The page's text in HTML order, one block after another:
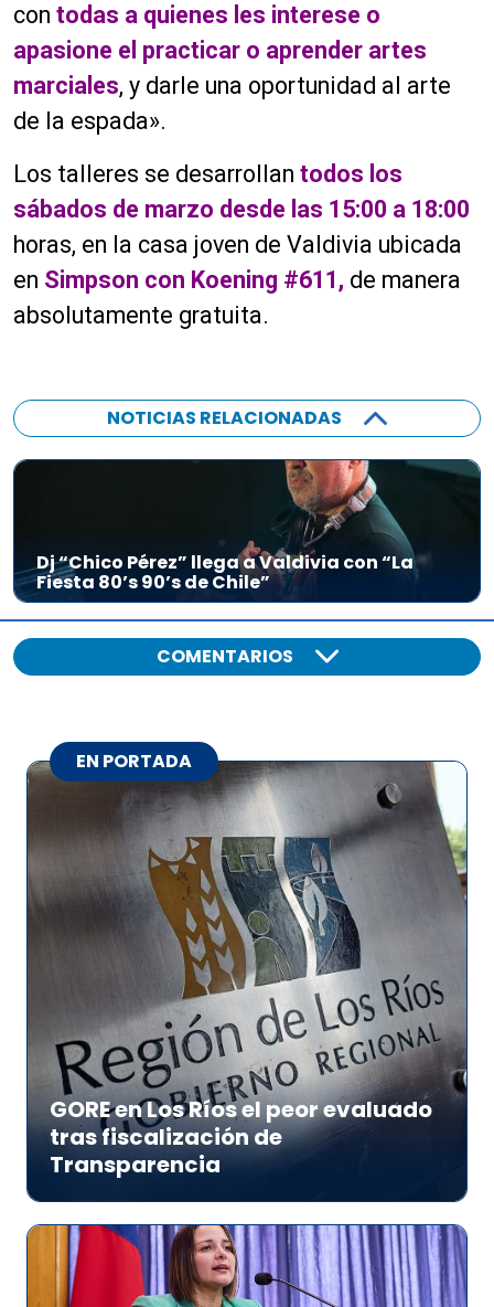
con todas a quienes les interese o
apasione el practicar o aprender artes
marciales, y darle una oportunidad al arte
de la espada».
Los talleres se desarrollan todos los
sábados de marzo desde las 15:00 a 18:00
horas, en la casa joven de Valdivia ubicada
en Simpson con Koening #611, de manera
absolutamente gratuita.
NOTICIAS RELACIONADAS
Dj “Chico Pérez” llega a Valdivia con “La
Fiesta 80’s 90’s de Chile”
COMENTARIOS
EN PORTADA
GORE en Los Ríos el peor evaluado
tras fiscalización de
Transparencia